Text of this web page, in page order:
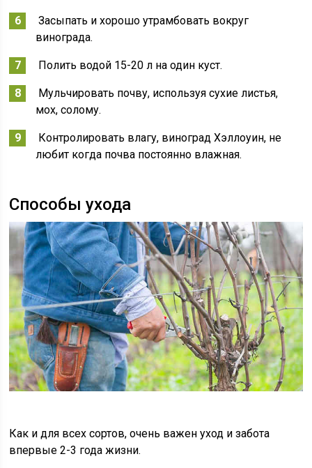
Засыпать и хорошо утрамбовать вокруг
винограда.
Полить водой 15-20 л на один куст.
Мульчировать почву, используя сухие листья,
мох, солому.
Контролировать влагу, виноград Хэллоуин, не
любит когда почва постоянно влажная.
Способы ухода
Как и для всех сортов, очень важен уход и забота
впервые 2-3 года жизни.